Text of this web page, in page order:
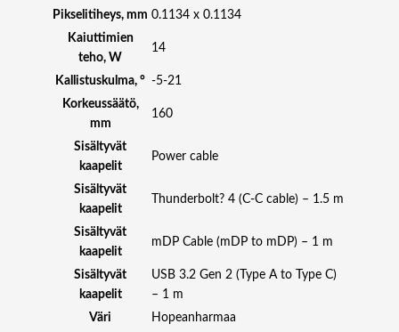
Pikselitiheys, mm 0.1134 x 0.1134
Kaiuttimien
teho, W
14
Kallistuskulma, ° -5-21
Korkeussäätö,
mm
160
Sisältyvät
kaapelit
Power cable
Sisältyvät
kaapelit
Thunderbolt? 4 (C-C cable) – 1.5 m
Sisältyvät
kaapelit
mDP Cable (mDP to mDP) – 1 m
Sisältyvät
kaapelit
USB 3.2 Gen 2 (Type A to Type C)
– 1 m
Väri
Hopeanharmaa